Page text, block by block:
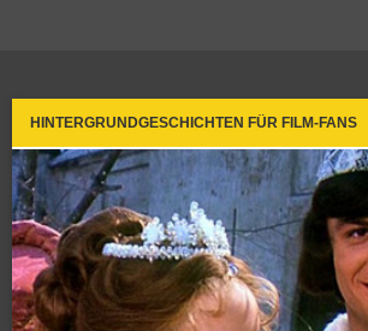
HINTERGRUNDGESCHICHTEN FÜR FILM-FANS